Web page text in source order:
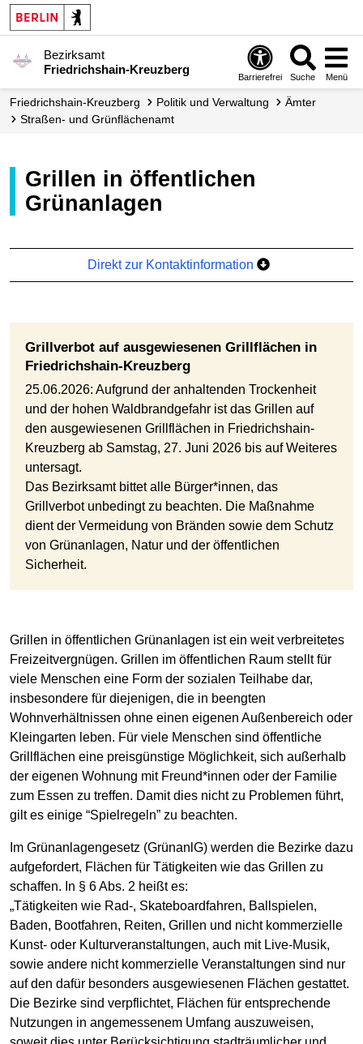
Bezirksamt
Friedrichshain-Kreuzberg
Barrierefrei Suche Menü
Friedrichshain-Kreuzberg Politik und Verwaltung
Ämter
Straßen- und Grünflächen­amt
Grillen in öffentlichen
Grünanlagen
Direkt zur Kontaktinformation
Grillverbot auf ausgewiesenen Grillflächen in
Friedrichshain-Kreuzberg
25.06.2026: Aufgrund der anhaltenden Trockenheit
und der hohen Waldbrandgefahr ist das Grillen auf
den ausgewiesenen Grillflächen in Friedrichshain-
Kreuzberg ab Samstag, 27. Juni 2026 bis auf Weiteres
untersagt.
Das Bezirksamt bittet alle Bürger*innen, das
Grillverbot unbedingt zu beachten. Die Maßnahme
dient der Vermeidung von Bränden sowie dem Schutz
von Grünanlagen, Natur und der öffentlichen
Sicherheit.
Grillen in öffentlichen Grünanlagen ist ein weit verbreitetes
Freizeitvergnügen. Grillen im öffentlichen Raum stellt für
viele Menschen eine Form der sozialen Teilhabe dar,
insbesondere für diejenigen, die in beengten
Wohnverhältnissen ohne einen eigenen Außenbereich oder
Kleingarten leben. Für viele Menschen sind öffentliche
Grillflächen eine preisgünstige Möglichkeit, sich außerhalb
der eigenen Wohnung mit Freund*innen oder der Familie
zum Essen zu treffen. Damit dies nicht zu Problemen führt,
gilt es einige “Spielregeln” zu beachten.
Im Grünanlagengesetz (GrünanlG) werden die Bezirke dazu
aufgefordert, Flächen für Tätigkeiten wie das Grillen zu
schaffen. In § 6 Abs. 2 heißt es:
„Tätigkeiten wie Rad-, Skateboardfahren, Ballspielen,
Baden, Bootfahren, Reiten, Grillen und nicht kommerzielle
Kunst- oder Kulturveranstaltungen, auch mit Live-Musik,
sowie andere nicht kommerzielle Veranstaltungen sind nur
auf den dafür besonders ausgewiesenen Flächen gestattet.
Die Bezirke sind verpflichtet, Flächen für entsprechende
Nutzungen in angemessenem Umfang auszuweisen,